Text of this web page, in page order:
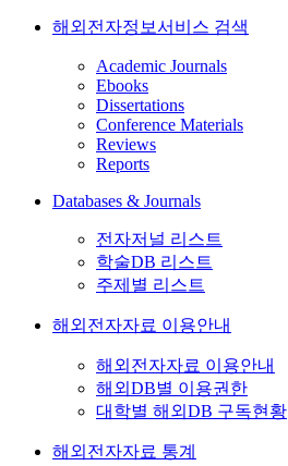
해외전자정보서비스 검색
Academic Journals
Ebooks
Dissertations
Conference Materials
Reviews
Reports
Databases & Journals
전자저널 리스트
학술DB 리스트
주제별 리스트
해외전자자료 이용안내
해외전자자료 이용안내
해외DB별 이용권한
대학별 해외DB 구독현황
해외전자자료 통계